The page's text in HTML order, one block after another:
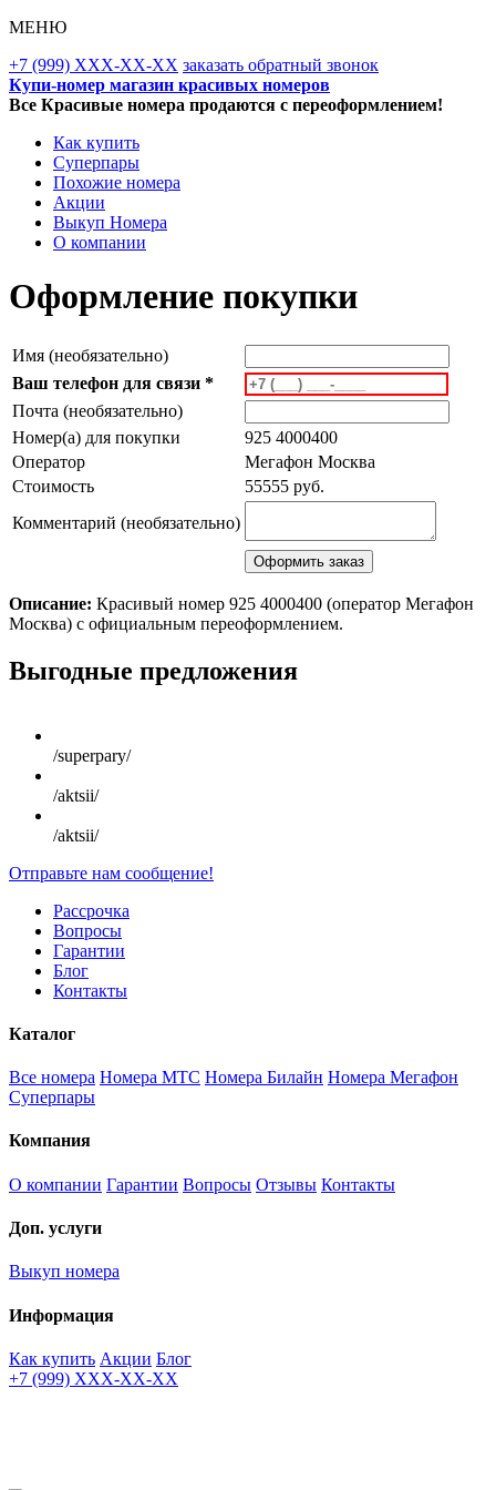
МЕНЮ
+7 (999) XXX-XX-XX заказать обратный звонок
Купи-номер магазин красивых номеров
Все Красивые номера продаются с переоформлением!
Как купить
Суперпары
Похожие номера
Акции
Выкуп Номера
О компании
Оформление покупки
Имя (необязательно)
Ваш телефон для связи *
Почта (необязательно)
Номер(а) для покупки
925 4000400
Оператор
Мегафон Москва
Стоимость
55555 руб.
Комментарий (необязательно)
Описание: Красивый номер 925 4000400 (оператор Мегафон
Москва) с официальным переоформлением.
Scroll
Up
Выгодные предложения
/superpary/
/aktsii/
/aktsii/
Отправьте нам сообщение!
Рассрочка
Вопросы
Гарантии
Блог
Контакты
Каталог
Все номера Номера МТС Номера Билайн Номера Мегафон
Суперпары
Компания
О компании Гарантии Вопросы Отзывы Контакты
Доп. услуги
Выкуп номера
Информация
Как купить Акции Блог
+7 (999) XXX-XX-XX